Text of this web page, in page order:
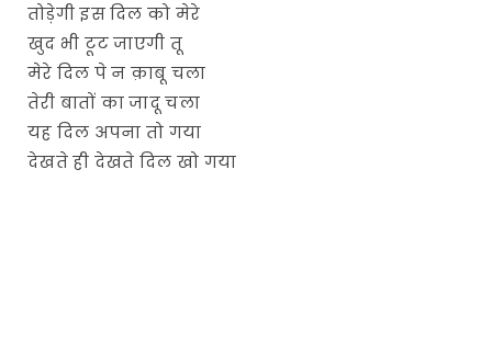
तोड़ेगी इस दिल को मेरे
खुद भी टूट जाएगी तू
मेरे दिल पे न क़ाबू चला
तेरी बातों का जादू चला
यह दिल अपना तो गया
देखते ही देखते दिल खो गया